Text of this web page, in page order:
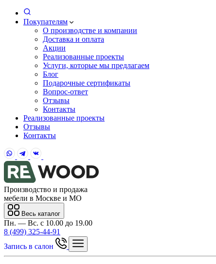
Покупателям
О производстве и компании
Доставка и оплата
Акции
Реализованные проекты
Услуги, которые мы предлагаем
Блог
Подарочные сертификаты
Вопрос-ответ
Отзывы
Контакты
Реализованные проекты
Отзывы
Контакты
Производство и продажа
мебели в Москве и МО
Весь каталог
Пн. — Вс. с 10.00 до 19.00
8 (499) 325-44-91
Запись в салон